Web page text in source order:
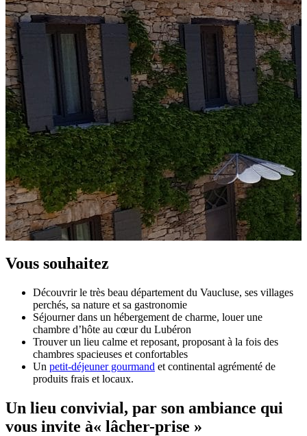
Vous souhaitez
Découvrir le très beau département du Vaucluse, ses villages
perchés, sa nature et sa gastronomie
Séjourner dans un hébergement de charme, louer une
chambre d’hôte au cœur du Lubéron
Trouver un lieu calme et reposant, proposant à la fois des
chambres spacieuses et confortables
Un petit-déjeuner gourmand et continental agrémenté de
produits frais et locaux.
Un lieu convivial, par son ambiance qui
vous invite à« lâcher-prise »